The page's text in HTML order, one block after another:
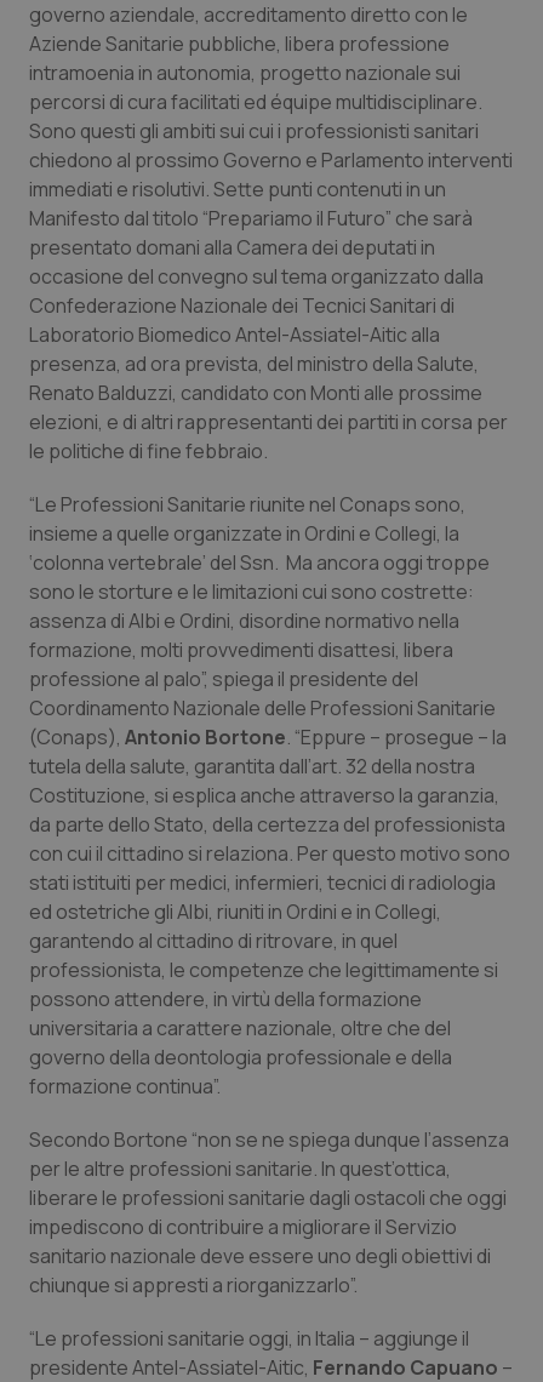
Calabria
Campania
Emilia-Romagna
Friuli Venezia Giulia
Lazio
Liguria
Lombardia
Molise
Piemonte
Provincia Autonoma di Bolzano
Provincia Autonoma di Trento
Puglia
Sardegna
Sicilia
Toscana
Umbria
Veneto
Asma & BPCO
Car-T
Colesterolo & coronaropatie
Dermatite Atopica
Diabete & glucometri
Disturbi dell’umore
Dolore
Epatiti
HIV
Infezioni & Febbre
Ipertensione & Scompenso
Malattie rare
Malattia di Crohn & Rettocolite Ulcerosa
Neuroscienze & patologie neurodegenerative
Obesità
Oftalmologia
Oncoematologia
Oncologia & Nutrizione
Psoriasi & pelle
Quotidiano Cardiologia
governo aziendale, accreditamento diretto con le
Aziende Sanitarie pubbliche, libera professione
intramoenia in autonomia, progetto nazionale sui
percorsi di cura facilitati ed équipe multidisciplinare.
Sono questi gli ambiti sui cui i professionisti sanitari
chiedono al prossimo Governo e Parlamento interventi
immediati e risolutivi. Sette punti contenuti in un
Manifesto dal titolo “Prepariamo il Futuro” che sarà
presentato domani alla Camera dei deputati in
occasione del convegno sul tema organizzato dalla
Confederazione Nazionale dei Tecnici Sanitari di
Laboratorio Biomedico Antel-Assiatel-Aitic alla
presenza, ad ora prevista, del ministro della Salute,
Renato Balduzzi, candidato con Monti alle prossime
elezioni, e di altri rappresentanti dei partiti in corsa per
le politiche di fine febbraio.
“Le Professioni Sanitarie riunite nel Conaps sono,
insieme a quelle organizzate in Ordini e Collegi, la
‘colonna vertebrale’ del Ssn. Ma ancora oggi troppe
sono le storture e le limitazioni cui sono costrette:
assenza di Albi e Ordini, disordine normativo nella
formazione, molti provvedimenti disattesi, libera
professione al palo”, spiega il presidente del
Coordinamento Nazionale delle Professioni Sanitarie
(Conaps), Antonio Bortone. “Eppure – prosegue – la
tutela della salute, garantita dall’art. 32 della nostra
Costituzione, si esplica anche attraverso la garanzia,
da parte dello Stato, della certezza del professionista
con cui il cittadino si relaziona. Per questo motivo sono
stati istituiti per medici, infermieri, tecnici di radiologia
ed ostetriche gli Albi, riuniti in Ordini e in Collegi,
garantendo al cittadino di ritrovare, in quel
professionista, le competenze che legittimamente si
possono attendere, in virtù della formazione
universitaria a carattere nazionale, oltre che del
governo della deontologia professionale e della
formazione continua”.
Secondo Bortone “non se ne spiega dunque l’assenza
per le altre professioni sanitarie. In quest’ottica,
liberare le professioni sanitarie dagli ostacoli che oggi
impediscono di contribuire a migliorare il Servizio
sanitario nazionale deve essere uno degli obiettivi di
chiunque si appresti a riorganizzarlo”.
“Le professioni sanitarie oggi, in Italia – aggiunge il
presidente Antel-Assiatel-Aitic, Fernando Capuano –